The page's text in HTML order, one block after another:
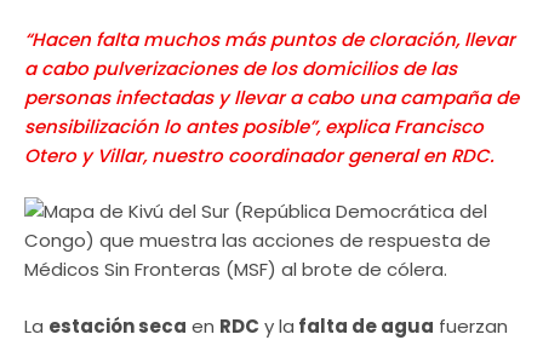
“Hacen falta muchos más puntos de cloración, llevar
a cabo pulverizaciones de los domicilios de las
personas infectadas y llevar a cabo una campaña de
sensibilización lo antes posible”, explica Francisco
Otero y Villar, nuestro coordinador general en RDC.
La estación seca en RDC y la falta de agua fuerzan